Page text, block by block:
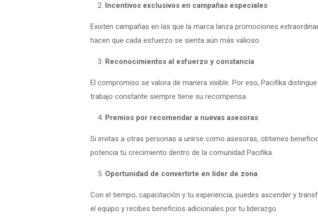
Incentivos exclusivos en campañas especiales
Existen campañas en las que la marca lanza promociones
hacen que cada esfuerzo se sienta aún más valioso.
Reconocimientos al esfuerzo y constancia
El compromiso se valora de manera visible. Por eso, Pacifika
trabajo constante siempre tiene su recompensa.
Premios por recomendar a nuevas asesoras
Si invitas a otras personas a unirse como asesoras, obtienes
potencia tu crecimiento dentro de la comunidad Pacifika.
Oportunidad de convertirte en líder de zona
Con el tiempo, capacitación y tu experiencia, puedes ascender y
el equipo y recibes beneficios adicionales por tu liderazgo.